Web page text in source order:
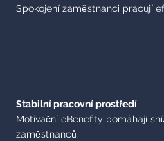
Spokojení zaměstnanci pracují
Stabilní pracovní prostředí
Motivační eBenefity pomáhají
zaměstnanců.